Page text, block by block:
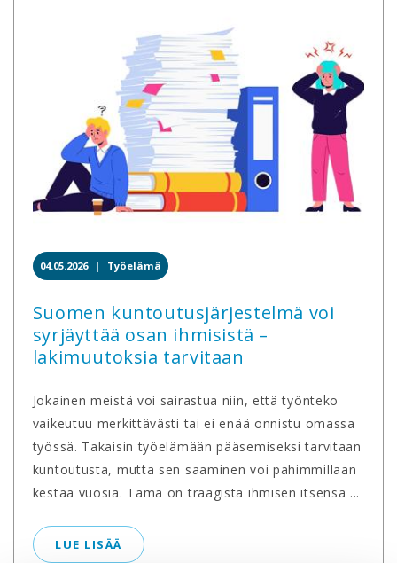
04.05.2026 | Työelämä
Suomen kuntoutusjärjestelmä voi
syrjäyttää osan ihmisistä –
lakimuutoksia tarvitaan
Jokainen meistä voi sairastua niin, että työnteko
vaikeutuu merkittävästi tai ei enää onnistu omassa
työssä. Takaisin työelämään pääsemiseksi tarvitaan
kuntoutusta, mutta sen saaminen voi pahimmillaan
kestää vuosia. Tämä on traagista ihmisen itsensä ...
LUE LISÄÄ